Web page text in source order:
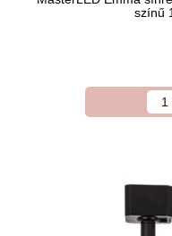
színű